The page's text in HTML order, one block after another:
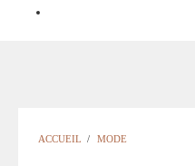
Blog
ACCUEIL / MODE